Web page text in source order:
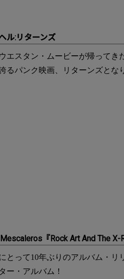
ル:リターンズ
エスタン・ムービーが帰ってき
るパンク映画、リターンズとな
『Rock Art And The
とって10年ぶりのアルバム・リ
ー・アルバム！